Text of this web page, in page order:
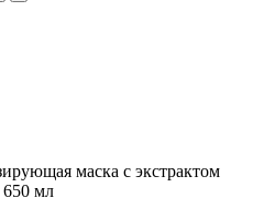
маска с экстрактом
мл